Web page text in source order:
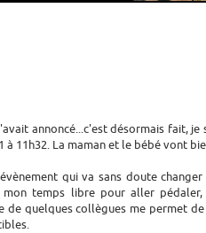
annoncé...c'est désormais fait,
à 11h32. La maman et le bébé vont
qui va sans doute
mon temps libre pour aller
de quelques collègues me permet